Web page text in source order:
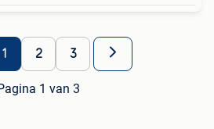
1 2 3
1 van 3